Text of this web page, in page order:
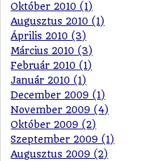
Október 2010 (1)
Augusztus 2010 (1)
Április 2010 (3)
Március 2010 (3)
Február 2010 (1)
Január 2010 (1)
December 2009 (1)
November 2009 (4)
Október 2009 (2)
Szeptember 2009 (1)
Augusztus 2009 (2)